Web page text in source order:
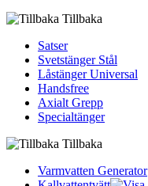
Tillbaka
Satser
Svetstänger Stål
Låstänger Universal
Handsfree
Axialt Grepp
Specialtänger
Tillbaka
Varmvatten Generator